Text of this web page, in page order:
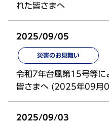
れた皆さまへ
2025/09/05
災害のお見舞い
令和7年台風第15号等に
皆さまへ (2025年09月
2025/09/03